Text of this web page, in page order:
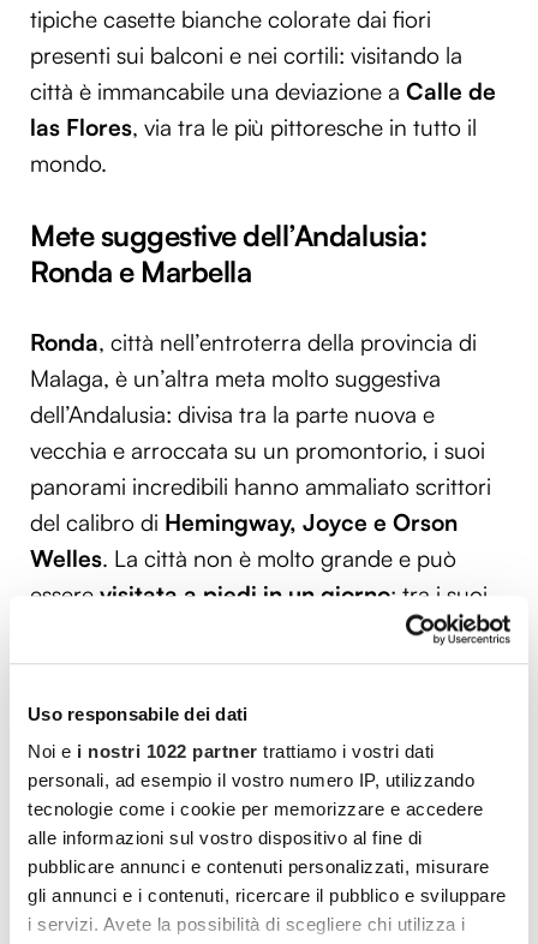
Uso responsabile dei dati
Noi e i nostri 1022 partner trattiamo i vostri dati
personali, ad esempio il vostro numero IP, utilizzando
tecnologie come i cookie per memorizzare e accedere
alle informazioni sul vostro dispositivo al fine di
pubblicare annunci e contenuti personalizzati, misurare
gli annunci e i contenuti, ricercare il pubblico e sviluppare
i servizi. Avete la possibilità di scegliere chi utilizza i
tipiche casette bianche colorate dai fiori
presenti sui balconi e nei cortili: visitando la
città è immancabile una deviazione a Calle de
las Flores, via tra le più pittoresche in tutto il
mondo.
Mete suggestive dell’Andalusia:
Ronda e Marbella
Ronda, città nell’entroterra della provincia di
Malaga, è un’altra meta molto suggestiva
dell’Andalusia: divisa tra la parte nuova e
vecchia e arroccata su un promontorio, i suoi
panorami incredibili hanno ammaliato scrittori
del calibro di Hemingway, Joyce e Orson
Welles. La città non è molto grande e può
essere visitata a piedi in un giorno: tra i suoi
luoghi più iconici spiccano il ponte Nuovo, il
giardino del Palacio Mondragón, la Plaza
Duquesa de Parcent, la porta della Almocabar
e Plaza de Toros, nota come la patria della
corrida moderna, visto che presenta un’arena
in stile neoclassico, in cui è presente anche il
museo Taurino, dedicato alle famiglie dei toreri
della città.